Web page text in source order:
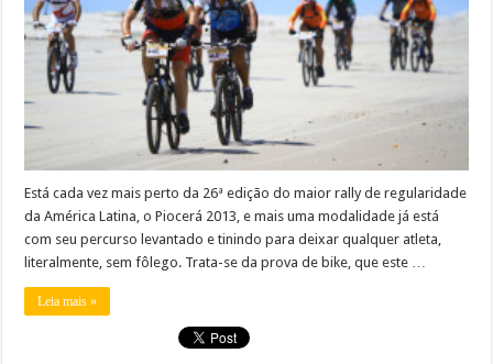
Está cada vez mais perto da 26ª edição do maior rally de regularidade
da América Latina, o Piocerá 2013, e mais uma modalidade já está
com seu percurso levantado e tinindo para deixar qualquer atleta,
literalmente, sem fôlego. Trata-se da prova de bike, que este …
Leia mais »